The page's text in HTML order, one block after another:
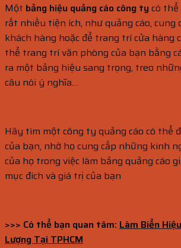
Một bảng hiệu quảng cáo công tycó thể
rất nhiều tiện ích, như quảng cáo,
khách hàng hoặc để trang trí cửa hàng
thể trang trí văn phòng của bạn bằng
ra một bảng hiệu sang trọng, treo
câu nói ý nghĩa…
Hãy tìm một công ty quảng cáo có thể
của bạn, nhờ họ cung cấp những kinh
của họ trong việc làm bảng quảng cáo
mục đích và giá trị của bạn
>>> Có thể bạn quan tâm:Làm Biển
Lượng Tại TPHCM